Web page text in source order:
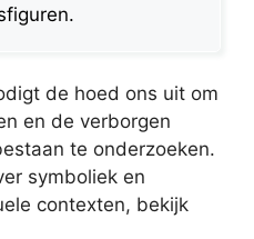
de hoed ons uit om
en de verborgen
te onderzoeken.
symboliek en
contexten, bekijk